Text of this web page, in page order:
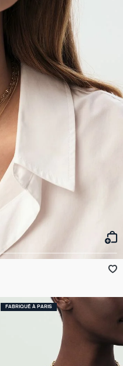
FABRIQUÉ À PARIS